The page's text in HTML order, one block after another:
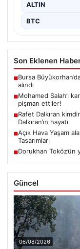
ALTIN
BTC
Son Eklenen
■Bursa
alındı
■Mohamed Salah’ı
pişman ettiler!
■Rafet Dalkıran
Dalkıran’ın hayatı
■Açık Hava Yaşam
Tasarımları
■Dorukhan Toköz’ün
Güncel
06/08/2026